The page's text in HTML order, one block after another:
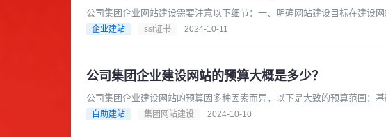
公司集团企业网站建设需要注意以下细节：一、明确网站建设目标在建设
例如，是为了提升企业形象、拓展市......
企业建站 ssl证书 2024-10-11
公司集团企业建设网站的预算大概是多少？
公司集团企业建设网站的预算因多种因素而异，以下是大致的预算范围：
能在数千元到 1 万元左右。一些......
自助建站 集团网站建设 2024-10-10